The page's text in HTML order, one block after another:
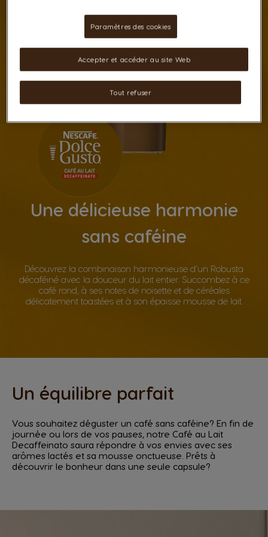
Une délicieuse harmonie
sans caféine
Découvrez la combinaison harmonieuse d’un Robusta
décaféiné avec la douceur du lait entier. Succombez à ce
café rond, à ses notes de noisette et de céréales
délicatement toastées et à son épaisse mousse de lait.
Un équilibre parfait
Vous souhaitez déguster un café sans caféine? En fin de
journée ou lors de vos pauses, notre Café au Lait
Decaffeinato saura répondre à vos envies avec ses
arômes lactés et sa mousse onctueuse. Prêts à
découvrir le bonheur dans une seule capsule?
Paramètres des cookies
Tout refuser
Accepter et accéder au site Web